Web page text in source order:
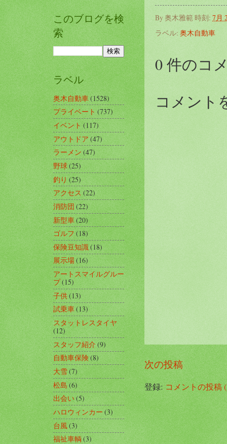
By奥木雅範 時刻: 7月
ラベル: 奥木自動車
0 件のコ
コメント
次の投稿
登録:コメントの投稿
このブログを検
索
ラベル
奥木自動車(1528)
プライベート(737)
イベント(117)
アウトドア(47)
ラーメン(47)
野球(25)
釣り(25)
アクセス(22)
消防団(22)
新型車(20)
ゴルフ(18)
保険豆知識(18)
展示場(16)
アートスマイルグルー
プ(15)
子供(13)
試乗車(13)
スタットレスタイヤ
(12)
スタッフ紹介(9)
自動車保険(8)
大雪(7)
松島 (6)
出会い(5)
ハロウィンカー(3)
台風(3)
福祉車輌 (3)